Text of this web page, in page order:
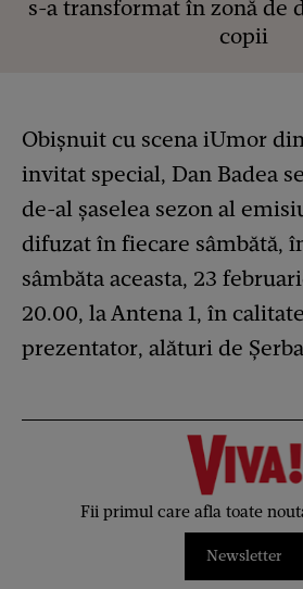
s-a transformat în zonă de
copii
Obișnuit cu scena iUmor
invitat special, Dan Badea
de-al șaselea sezon al
difuzat în fiecare sâmbătă,
sâmbăta aceasta, 23
20.00, la Antena 1, în
prezentator, alături de
Fii primul care afla toate
Newsletter